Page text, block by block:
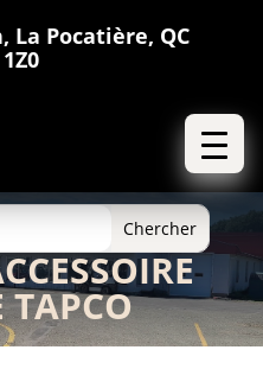
La Pocatière, QC
TAPCO